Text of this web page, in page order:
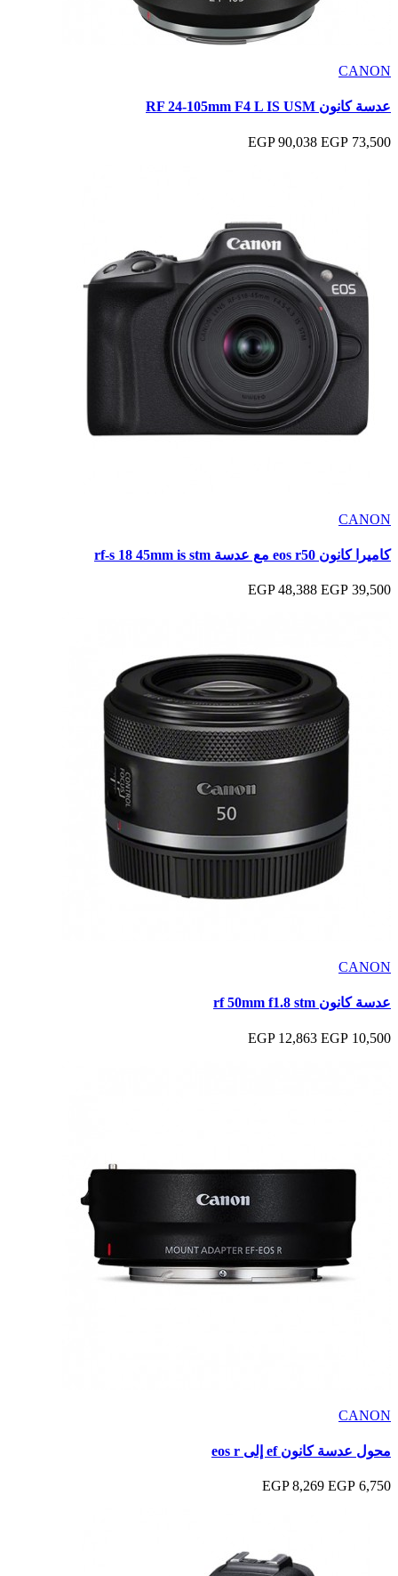
CANON
عدسة كانون RF ‎24-105mm F4 L IS USM
73,500 EGP
90,038 EGP
CANON
كاميرا كانون eos r50 مع عدسة rf-s 18 45mm is stm
39,500 EGP
48,388 EGP
CANON
عدسة كانون rf 50mm f1.8 stm
10,500 EGP
12,863 EGP
CANON
محول عدسة كانون ef إلى eos r
6,750 EGP
8,269 EGP